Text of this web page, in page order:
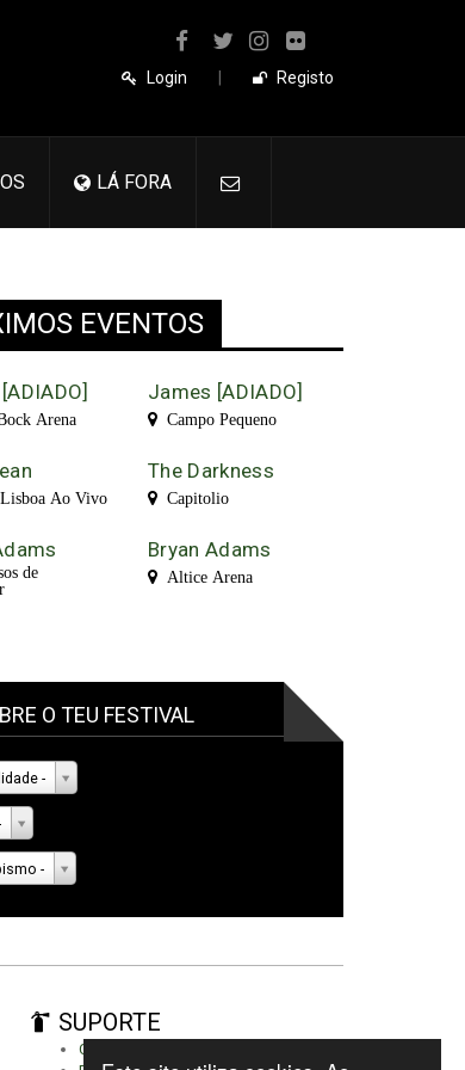
Login Registo
LÁ FORA
EVENTOS
Arena
James [ADIADO]
Campo Pequeno
Ao Vivo
The Darkness
Capitolio
de
Bryan Adams
Altice Arena
O TEU FESTIVAL
-
-
SUPORTE
Criar conta